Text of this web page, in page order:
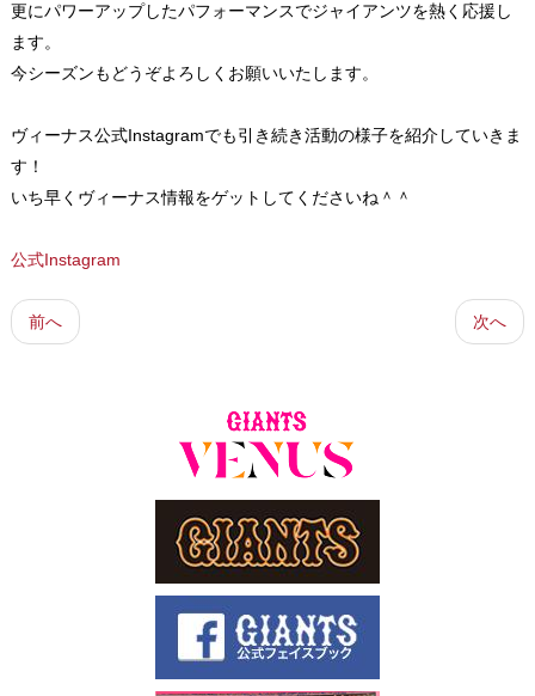
更にパワーアップしたパフォーマンスでジャイアンツを熱く応援し
ます。
今シーズンもどうぞよろしくお願いいたします。
ヴィーナス公式Instagramでも引き続き活動の様子を紹介していきま
す！
いち早くヴィーナス情報をゲットしてくださいね＾＾
公式Instagram
前へ 次へ